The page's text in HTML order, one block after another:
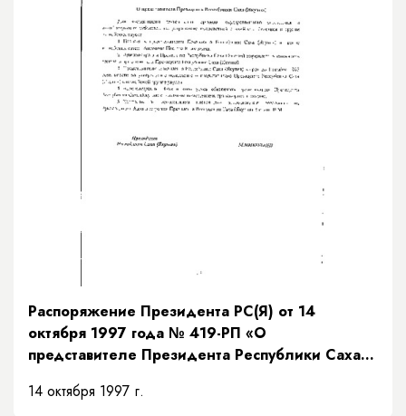
Распоряжение Президента РС(Я) от 14
октября 1997 года № 419-РП «О
представителе Президента Республики Саха
14 октября 1997 г.